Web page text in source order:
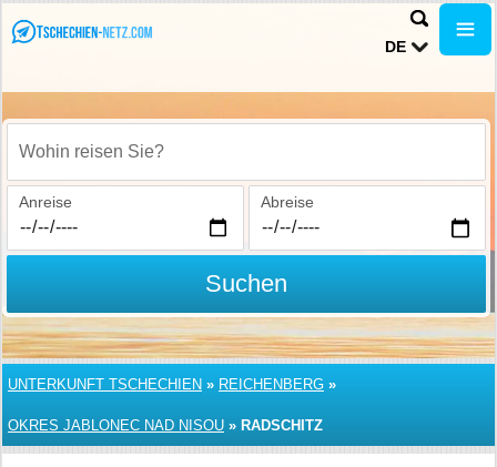
DE
Wohin reisen Sie?
Anreise Abreise
Suchen
UNTERKUNFT TSCHECHIEN » REICHENBERG »
OKRES JABLONEC NAD NISOU » RADSCHITZ